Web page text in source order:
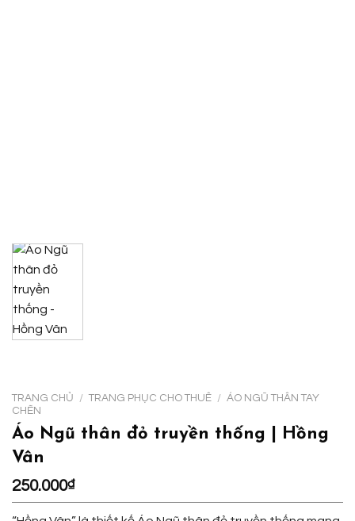
TRANG CHỦ / TRANG PHỤC CHO THUÊ / ÁO NGŨ THÂN TAY
CHẼN
Áo Ngũ thân đỏ truyền thống | Hồng
Vân
250.000₫